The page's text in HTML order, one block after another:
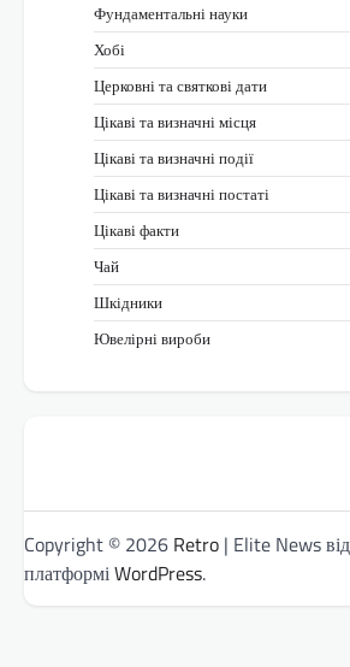
Фундаментальні науки
Хобі
Церковні та святкові дати
Цікаві та визначні місця
Цікаві та визначні події
Цікаві та визначні постаті
Цікаві факти
Чай
Шкідники
Ювелірні вироби
Copyright © 2026 Retro | Elite News від
платформіWordPress.